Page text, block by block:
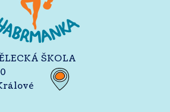
ŠKOLA